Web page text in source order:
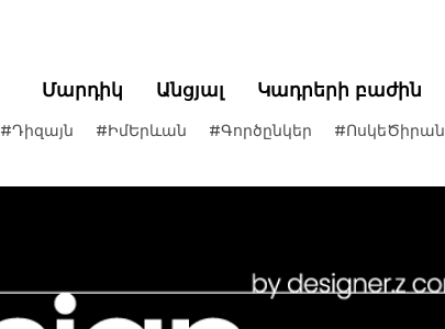
Մարդիկ Անցյալ Կադրերի բաժին
#Դիզայն #ԻմԵրևան #Գործընկեր #ՈսկեԾիրան